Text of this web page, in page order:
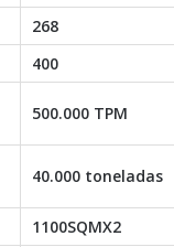
268
400
500.000 TPM
40.000 toneladas
1100SQMX2